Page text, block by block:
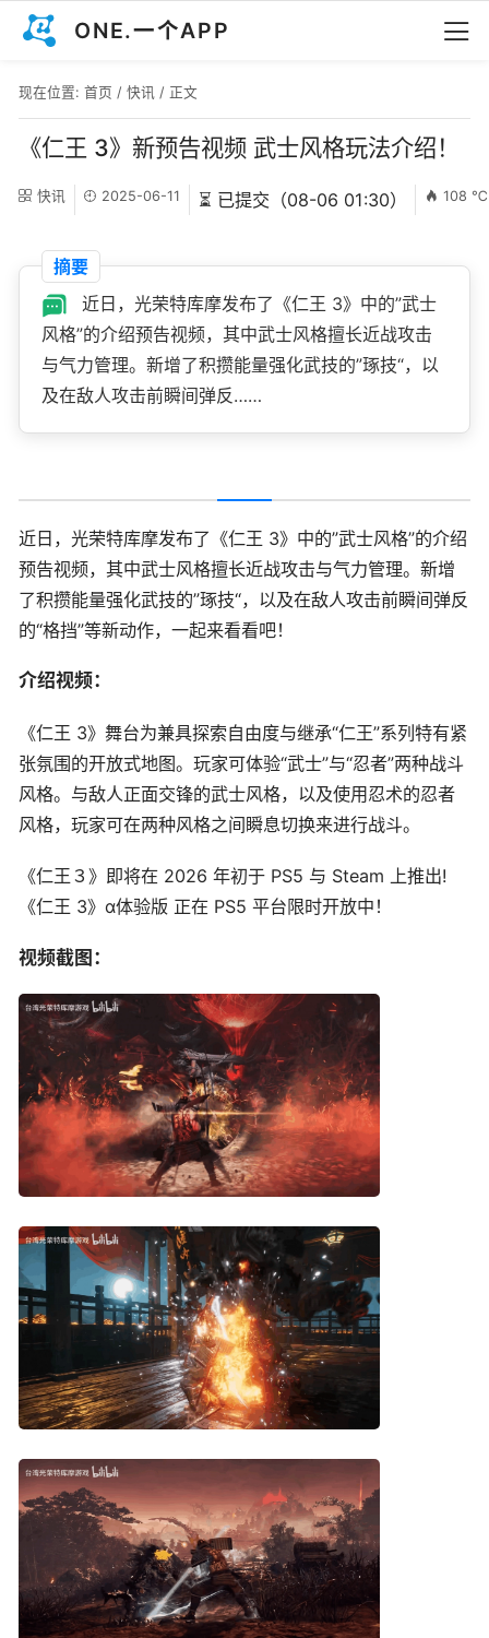
ONE.一个APP
现在位置: 首页 / 快讯 / 正文
《仁王 3》新预告视频 武士风格玩法介绍！
快讯 2025-06-11 ⏳ 已提交（08-06 01:30） 108 ℃
摘要
近日，光荣特库摩发布了《仁王 3》中的”武士
风格”的介绍预告视频，其中武士风格擅长近战攻击
与气力管理。新增了积攒能量强化武技的”琢技“，以
及在敌人攻击前瞬间弹反……
近日，光荣特库摩发布了《仁王 3》中的”武士风格”的介绍
预告视频，其中武士风格擅长近战攻击与气力管理。新增
了积攒能量强化武技的”琢技“，以及在敌人攻击前瞬间弹反
的“格挡”等新动作，一起来看看吧！
介绍视频：
《仁王 3》舞台为兼具探索自由度与继承“仁王”系列特有紧
张氛围的开放式地图。玩家可体验“武士”与“忍者”两种战斗
风格。与敌人正面交锋的武士风格，以及使用忍术的忍者
风格，玩家可在两种风格之间瞬息切换来进行战斗。
《仁王３》即将在 2026 年初于 PS5 与 Steam 上推出!
《仁王 3》α体验版 正在 PS5 平台限时开放中！
视频截图：